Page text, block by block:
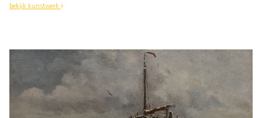
bekijk kunstwerk